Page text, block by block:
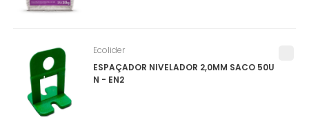
ESPAÇADOR NIVELADOR 2,0MM SACO 50U
N - EN2
Ecolider